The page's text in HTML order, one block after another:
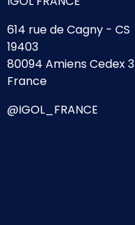
614 rue de Cagny - CS
19403
80094 Amiens Cedex 3
France
@IGOL_FRANCE